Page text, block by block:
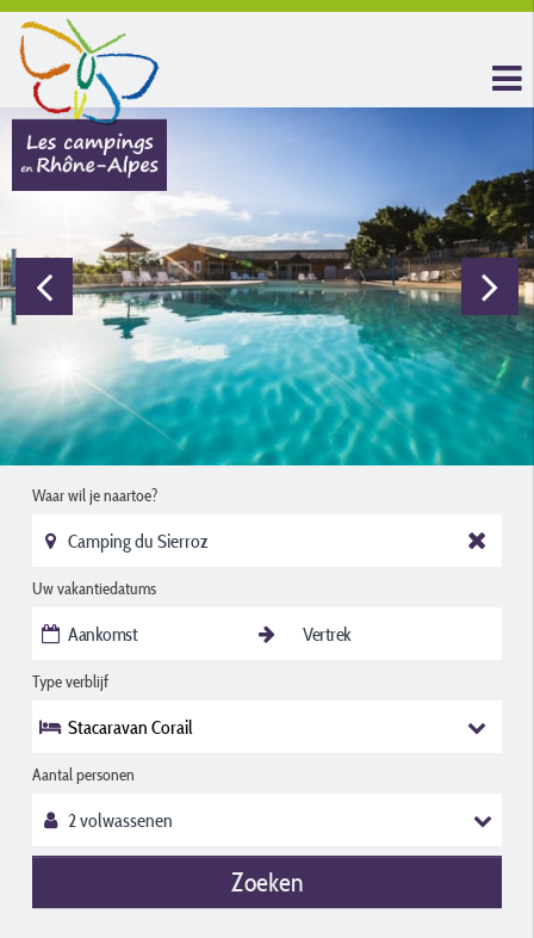
Waar wil je naartoe?
Uw vakantiedatums
Type verblijf
Stacaravan Corail
Aantal personen
Zoeken